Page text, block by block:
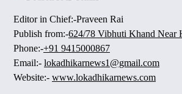
Editor in Chief:-Praveen Rai
Publish from:-624/78 Vibhuti Khand Near
Phone:-+91 9415000867
Email:- lokadhikarnews1@gmail.com
Website:- www.lokadhikarnews.com